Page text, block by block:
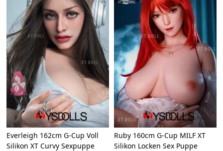
Everleigh 162cm G-Cup Voll
Silikon XT Curvy Sexpuppe
Ruby 160cm G-Cup MILF XT
Silikon Locken Sex Puppe